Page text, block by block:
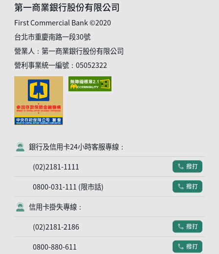
第一商業銀行股份有限公司
First Commercial Bank ©2020
台北市重慶南路一段30號
營業人：第一商業銀行股份有限公司
營利事業統一編號：05052322
客服符號
銀行及信用卡24小時客服專線：
(02)2181-1111
電話符號
撥打
0800-031-111 (限市話) 電話符號
撥打
客服符號
信用卡掛失專線：
(02)2181-2186
電話符號
撥打
0800-880-611 電話符號
撥打